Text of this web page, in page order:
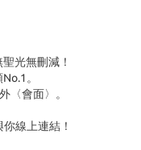
光無刪減！
No.1 。
〈會面〉。
你線上連結！